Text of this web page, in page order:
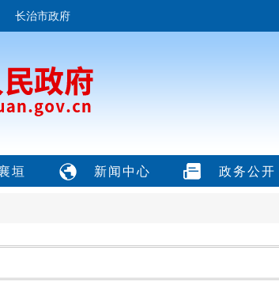
长治市政府
垣 新闻中心 政务公开